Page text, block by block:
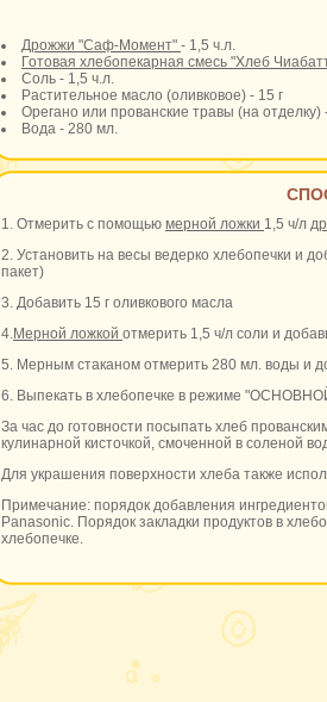
Дрожжи "Саф-Момент" - 1,5 ч.л.
Готовая хлебопекарная смесь "Хлеб
Соль - 1,5 ч.л.
Растительное масло (оливковое) - 15 г
Орегано или прованские травы (на отделку)
Вода - 280 мл.
1. Отмерить с помощью мерной ложки 1,5 ч/л
2. Установить на весы ведерко хлебопечки и
пакет)
3. Добавить 15 г оливкового масла
4.Мерной ложкой отмерить 1,5 ч/л соли и
5. Мерным стаканом отмерить 280 мл. воды и
6. Выпекать в хлебопечке в режиме
За час до готовности посыпать хлеб
кулинарной кисточкой, смоченной в соленой
Для украшения поверхности хлеба также
Примечание: порядок добавления
Panasonic. Порядок закладки продуктов в
хлебопечке.